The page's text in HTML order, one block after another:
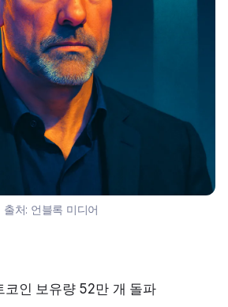
출처: 언블록 미디어
인 보유량 52만 개 돌파